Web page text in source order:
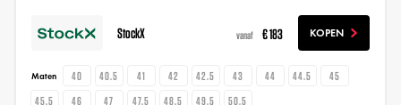
StockX vanaf € 183 KOPEN
Maten 40 40.5 41 42 42.5 43 44 44.5
45
45.5
46 47 47.5 48.5 49.5 50.5